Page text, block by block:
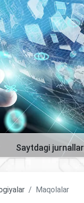
Saytdagi jurnallar
Maqolalar